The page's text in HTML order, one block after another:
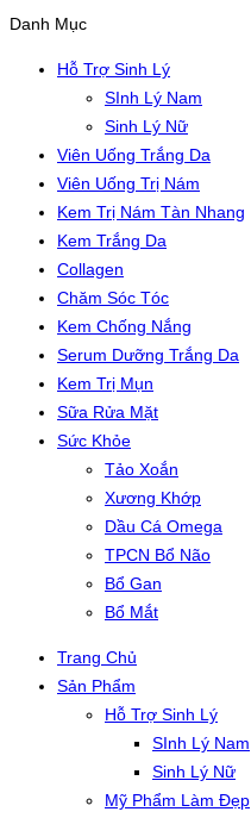
Danh Mục
Hỗ Trợ Sinh Lý
SInh Lý Nam
Sinh Lý Nữ
Viên Uống Trắng Da
Viên Uống Trị Nám
Kem Trị Nám Tàn Nhang
Kem Trắng Da
Collagen
Chăm Sóc Tóc
Kem Chống Nắng
Serum Dưỡng Trắng Da
Kem Trị Mụn
Sữa Rửa Mặt
Sức Khỏe
Tảo Xoắn
Xương Khớp
Dầu Cá Omega
TPCN Bổ Não
Bổ Gan
Bổ Mắt
Trang Chủ
Sản Phẩm
Hỗ Trợ Sinh Lý
SInh Lý Nam
Sinh Lý Nữ
Mỹ Phẩm Làm Đẹp